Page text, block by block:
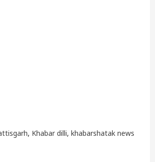
, Khabar dilli, khabarshatak news